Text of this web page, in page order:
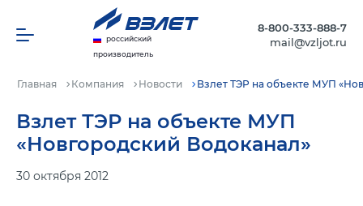
российский
производитель
8-800-333-888-7
mail@vzljot.ru
Главная Компания Новости Взлет ТЭР на объекте МУП
Взлет ТЭР на объекте МУП
«Новгородский Водоканал»
30 октября 2012